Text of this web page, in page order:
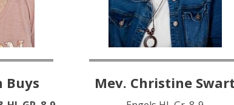
Buys Mev. Christine Swart